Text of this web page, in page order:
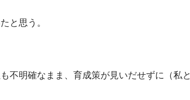
と思う。
不明確なまま、育成策が見いだせずに（私と